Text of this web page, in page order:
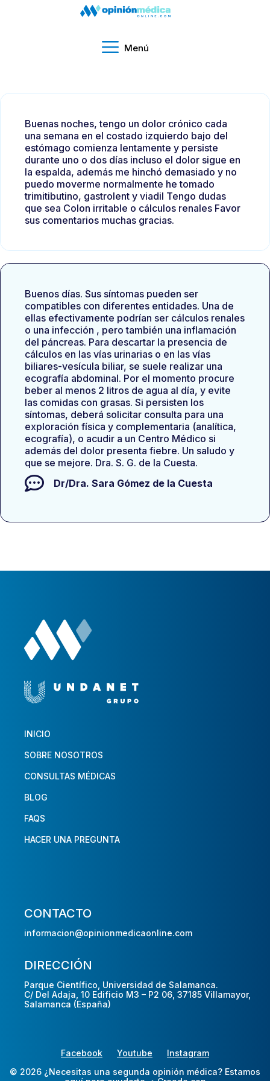
Menú
Buenas noches, tengo un dolor crónico cada
una semana en el costado izquierdo bajo del
estómago comienza lentamente y persiste
durante uno o dos días incluso el dolor sigue en
la espalda, además me hinchó demasiado y no
puedo moverme normalmente he tomado
trimitibutino, gastrolent y viadil Tengo dudas
que sea Colon irritable o cálculos renales Favor
sus comentarios muchas gracias.
Buenos días. Sus síntomas pueden ser
compatibles con diferentes entidades. Una de
ellas efectivamente podrían ser cálculos renales
o una infección , pero también una inflamación
del páncreas. Para descartar la presencia de
cálculos en las vías urinarias o en las vías
biliares-vesícula biliar, se suele realizar una
ecografía abdominal. Por el momento procure
beber al menos 2 litros de agua al día, y evite
las comidas con grasas. Si persisten los
síntomas, deberá solicitar consulta para una
exploración física y complementaria (analítica,
ecografía), o acudir a un Centro Médico si
además del dolor presenta fiebre. Un saludo y
que se mejore. Dra. S. G. de la Cuesta.
Dr/Dra. Sara Gómez de la Cuesta
INICIO
SOBRE NOSOTROS
CONSULTAS MÉDICAS
BLOG
FAQS
HACER UNA PREGUNTA
CONTACTO
informacion@opinionmedicaonline.com
DIRECCIÓN
Parque Científico, Universidad de Salamanca.
C/ Del Adaja, 10 Edificio M3 – P2 06, 37185 Villamayor,
Salamanca (España)
Facebook Youtube
Instagram
© 2026 ¿Necesitas una segunda opinión médica? Estamos